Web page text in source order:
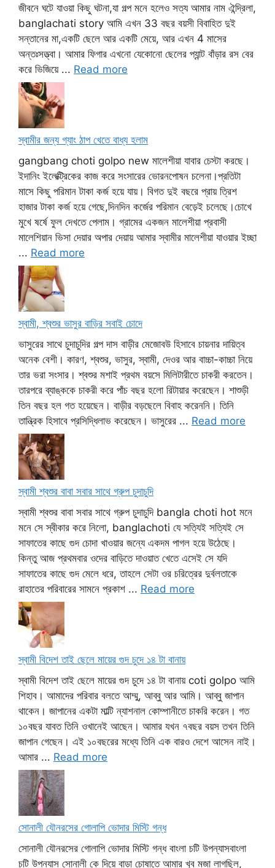
জীবনে ঘটে যাওয়া কিছু ঘটনা,যা গল্প মনে হলেও সত্য আমার নাম ঐন্দ্রিলা,
banglachati story আমি এখন 33 বছর বয়সী বিবাহিত দুই
সন্তানের মা,একটি ছেলে আর একটি মেয়ে, আর এখন 4 মাসের
অন্তঃসত্ত্বা। আমার ফিগার এখনো যেকোনো ছেলের প্যান্ট বাঁড়ার রস বের
করে ভিজিয়ে ... Read more
স্বামীর জন্য গ্যাং ঠাপ খেতে বাধ্য হলাম
gangbang choti golpo new মালেশীয়া যাবার চেস্টা করছে।
ইদানিং ইলেক্ট্রিকের কাজ করে সংসারের ভোরনপোষন চলেনা।প্রতিটা
মাসে কিছু পরিমান টাকা কর্জ হয়ে যায়। বিগত দুই বছরে প্রায় ত্রিশ
হাজার টাকা কর্জ হয়ে গেছে,দিনদিন কর্জের পরিমান বেড়েই চলেছে।চোখে
মুখে ষর্ষে ফুল দেখতে পেলাম। গ্রামের একজন মালেশীয়া প্রবাসী
মালেশিয়ান ভিসা দেয়ার অপার দেয়ায় আমার স্বামীর মালেশীয়া যাওয়ার ইচ্ছা
... Read more
স্বামী, শ্বশুর ভাসুর বাড়ির সবাই চোদে
ভাসুরের সাথে চুদাচুদির গল্প দাস বাড়ীর মেজোবউ হিসাবে চায়নার দায়িত্ব
অনেক বেশী। কারণ, শ্বশুর, ভাসুর, স্বামী, দেওর আর বাচ্চা-কাচ্চা নিয়ে
তার ভরা সংসার। শ্বশুর মশাই প্রথম বয়সে মিলিটারীতে চাকরী করতেন।
তারপরে ব্যাঙ্ককে চাকরী করে পাঁচ বছর হলো রিটায়ার করেছেন। শাশুড়ী
তিন বছর হল গত হয়েছেন। বাড়ীর বড়ছেলে বিবাহ করেননি। তিনি
তান্ত্রিক হিসাবে প্রসিদ্ধিলাভ করেছেন। ভাসুরের ... Read more
স্বামী শ্বশুর বাবা সবার সাথে গ্রুপ চুদাচুদি
স্বামী শ্বশুর বাবা সবার সাথে গ্রুপ চুদাচুদি bangla choti hot মনে
মনে সে স্বীকার করে নিলো, banglachoti যে সত্যিই সত্যিই সে
সাফাতের কাছে গুদ চোদা খাওয়ার জন্যে একদম পাগল হয়ে উঠেছে।
কিন্তু আজ প্রথমবার ওদের বাড়িতে দাওয়াত খেতে এসেই সে যদি
সাফাতের কাছে গুদ মেলে ধরে, তাহলে সেটা ওর চরিত্রের দুর্বলতাকে
রাহাতের পরিবারের সামনে প্রকাশ ... Read more
স্বামী বিদেশ তাই ছেলে মায়ের গুদ চুদে ১৪ টা বানায়
স্বামী বিদেশ তাই ছেলে মায়ের গুদ চুদে ১৪ টা বানায় coti golpo আমি
শিহাব। আমাদের পরিবার বলতে আম্মু, আব্বু আর আমি। আব্বু জাপান
থাকেন। জাপানের একটা মাল্টি ন্যাশনাল কোম্পানীতে চাকরি করেন। গত
১০বছর যাবত তিনি ওখানেই আছেন। আমার যখন ৭বছর বয়স তখন তিনি
জাপান গেছেন। এই ১০বছরের মধ্যে তিনি এক বারও দেশে আসেন নাই।
আমার ... Read more
সোনালী যৌনরসের গোলাপি ভোদার মিস্টি গন্ধ
সোনালী যৌনরসের গোলাপি ভোদার মিস্টি গন্ধ বাংলা চটি উপন্যাসবাংলা
চটি উপন্যাস সোনালী কে দিয়ে বাড়া চোষাতে আমার খুব মজা লাগছিল,